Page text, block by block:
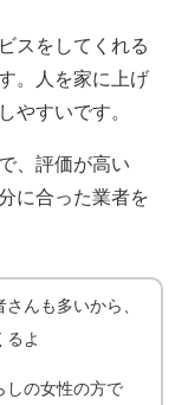
スをしてくれる
。人を家に上げ
やすいです。
、評価が高い
に合った業者を
んも多いから、
るよ
しの女性の方で